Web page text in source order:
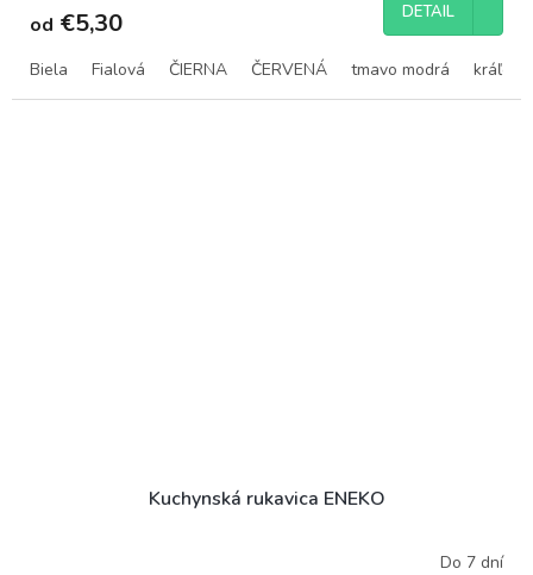
od €5,30 DETAIL
Biela Fialová ČIERNA ČERVENÁ tmavo modrá
Kuchynská rukavica ENEKO
Do 7 dní